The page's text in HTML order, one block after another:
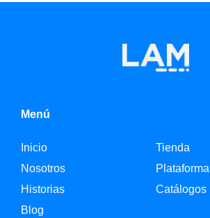
Menú
Inicio
Nosotros
Historias
Blog
Tienda
Plataforma
Catálogos